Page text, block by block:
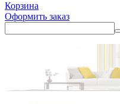
Корзина
Оформить заказ